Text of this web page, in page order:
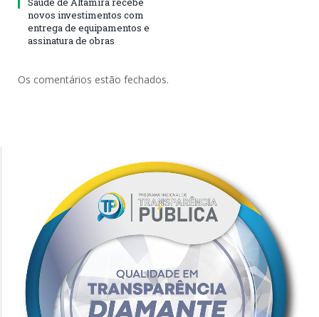
novos investimentos com
entrega de equipamentos e
assinatura de obras
Os comentários estão fechados.